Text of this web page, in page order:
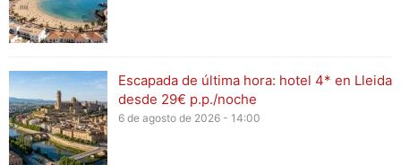
Escapada de última hora: hotel 4* en Lleida
desde 29€ p.p./noche
6 de agosto de 2026 - 14:00